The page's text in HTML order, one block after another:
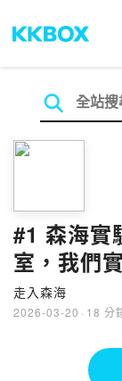
#1 森海實
室，我們
走入森海
2026-03-20 · 18 分